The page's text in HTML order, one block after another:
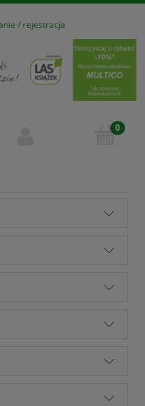
/ rejestracja